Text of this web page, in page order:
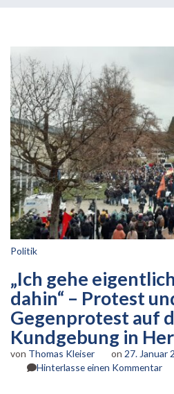
Politik
„Ich gehe
dahin“ – Protest
Gegenprotest auf
Kundgebung in
von Thomas Kleiser on 27. Januar
Hinterlasse einen Kommentarzu